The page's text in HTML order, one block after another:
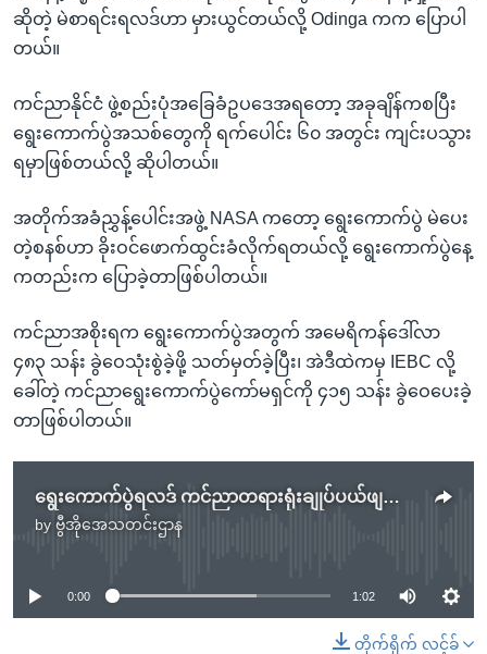
ဆိုတဲ့ မဲစာရင်းရလဒ်ဟာ မှားယွင်တယ်လို့ Odinga ကက ပြောပါ
တယ်။
ကင်ညာနိုင်ငံ ဖွဲ့စည်းပုံအခြေခံဥပဒေအရတော့ အခုချိန်ကစပြီး
ရွေးကောက်ပွဲအသစ်တွေကို ရက်ပေါင်း ၆၀ အတွင်း ကျင်းပသွား
ရမှာဖြစ်တယ်လို့ ဆိုပါတယ်။
အတိုက်အခံညွှန့်ပေါင်းအဖွဲ့ NASA ကတော့ ရွေးကောက်ပွဲ မဲပေး
တဲ့စနစ်ဟာ ခိုးဝင်ဖောက်ထွင်းခံလိုက်ရတယ်လို့ ရွေးကောက်ပွဲနေ့
ကတည်းက ပြောခဲ့တာဖြစ်ပါတယ်။
ကင်ညာအစိုးရက ရွေးကောက်ပွဲအတွက် အမေရိကန်ဒေါ်လာ
၄၈၃ သန်း ခွဲဝေသုံးစွဲခဲ့ဖို့ သတ်မှတ်ခဲ့ပြီး၊ အဲဒီထဲကမှ IEBC လို့
ခေါ်တဲ့ ကင်ညာရွေးကောက်ပွဲကော်မရှင်ကို ၄၁၅ သန်း ခွဲဝေပေးခဲ့
တာဖြစ်ပါတယ်။
ရွေးကောက်ပွဲရလဒ် ကင်ညာတရားရုံးချုပ်ပယ်ဖျက်မှု ကင်ညာသမ္မတ လက်ခံ
by ဗွီအိုအေသတင်းဌာန
No media source currently available
0:00 1:02
တိုက်ရိုက် လင့်ခ်